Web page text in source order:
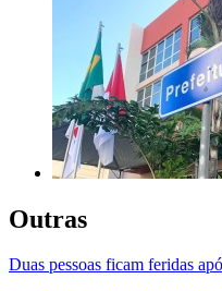
Outras
Duas pessoas ficam feridas